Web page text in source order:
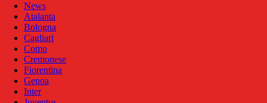
News
Atalanta
Bologna
Cagliari
Como
Cremonese
Fiorentina
Genoa
Inter